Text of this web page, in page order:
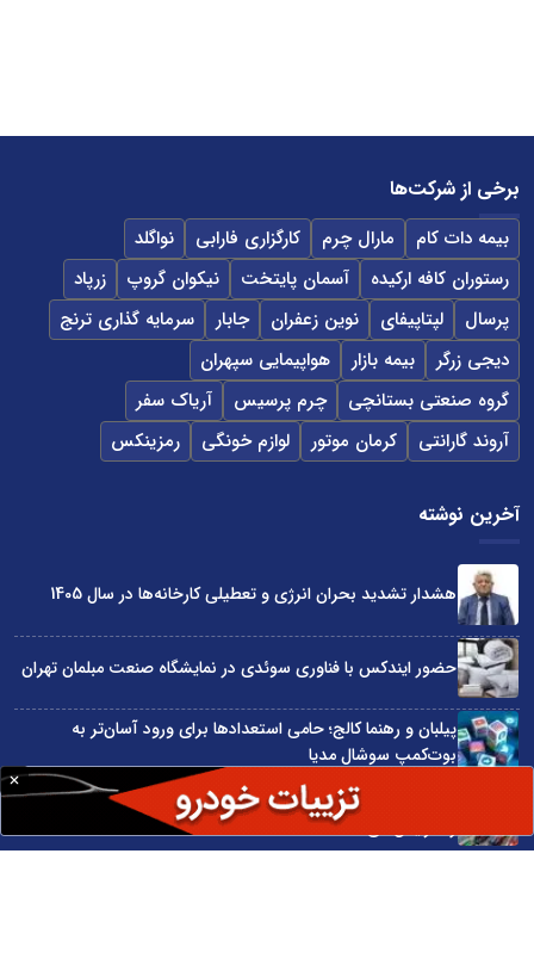
برخی از شرکت‌ها
بیمه دات کام مارال چرم کارگزاری فارابی
نواگلد
رستوران کافه ارکیده
آسمان پایتخت نیکوان گروپ
زرپاد
پرسال
لپتاپیفای نوین زعفران جابار
سرمایه گذاری ترنج
دیجی زرگر
بیمه بازار
هواپیمایی سپهران
گروه صنعتی بستانچی
چرم پرسیس
آریاک سفر
آروند گارانتی
کرمان موتور لوازم خونگی رمزینکس
آخرین نوشته
هشدار تشدید بحران انرژی و تعطیلی کارخانه‌ها در سال 1405
حضور ایندکس با فناوری سوئدی در نمایشگاه صنعت مبلمان تهران
پیلبان و رهنما کالج؛ حامی استعدادها برای ورود آسان‌تر به
بوت‌کمپ سوشال مدیا
واردات مستقیم از چین؛ چگونه حذف واسطه‌ها سود کسب‌وکارها
را افزایش می‌دهد؟